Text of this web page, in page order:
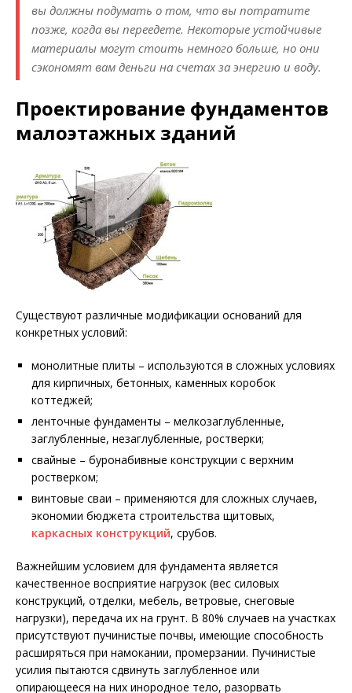
вы должны подумать о том, что вы потратите
позже, когда вы переедете. Некоторые устойчивые
материалы могут стоить немного больше, но они
сэкономят вам деньги на счетах за энергию и воду.
Проектирование фундаментов
малоэтажных зданий
Существуют различные модификации оснований для
конкретных условий:
монолитные плиты – используются в сложных условиях
для кирпичных, бетонных, каменных коробок
коттеджей;
ленточные фундаменты – мелкозаглубленные,
заглубленные, незаглубленные, ростверки;
свайные – буронабивные конструкции с верхним
ростверком;
винтовые сваи – применяются для сложных случаев,
экономии бюджета строительства щитовых,
каркасных конструкций, срубов.
Важнейшим условием для фундамента является
качественное восприятие нагрузок (вес силовых
конструкций, отделки, мебель, ветровые, снеговые
нагрузки), передача их на грунт. В 80% случаев на участках
присутствуют пучинистые почвы, имеющие способность
расширяться при намокании, промерзании. Пучинистые
усилия пытаются сдвинуть заглубленное или
опирающееся на них инородное тело, разорвать